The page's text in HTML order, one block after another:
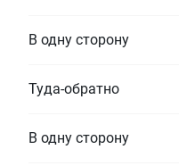
В одну сторону
Туда-обратно
В одну сторону